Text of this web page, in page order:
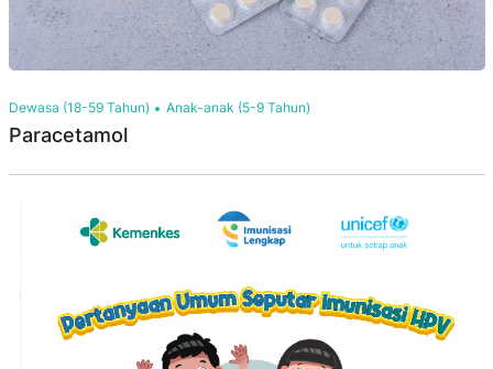
Dewasa (18-59 Tahun) Anak-anak (5-9 Tahun)
Paracetamol